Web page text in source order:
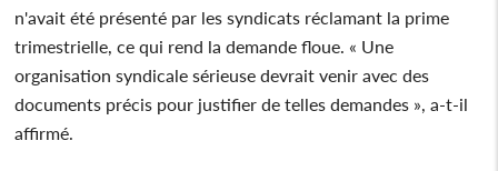
n'avait été présenté par les syndicats réclamant la prime
trimestrielle, ce qui rend la demande floue. « Une
organisation syndicale sérieuse devrait venir avec des
documents précis pour justifier de telles demandes », a-t-il
affirmé.